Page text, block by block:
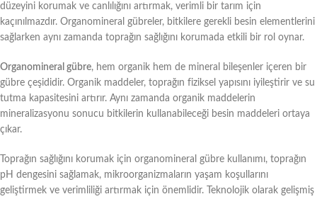
düzeyini korumak ve canlılığını artırmak, verimli bir tarım için
kaçınılmazdır. Organomineral gübreler, bitkilere gerekli besin elementlerini
sağlarken aynı zamanda toprağın sağlığını korumada etkili bir rol oynar.
Organomineral gübre, hem organik hem de mineral bileşenler içeren bir
gübre çeşididir. Organik maddeler, toprağın fiziksel yapısını iyileştirir ve su
tutma kapasitesini artırır. Aynı zamanda organik maddelerin
mineralizasyonu sonucu bitkilerin kullanabileceği besin maddeleri ortaya
çıkar.
Toprağın sağlığını korumak için organomineral gübre kullanımı, toprağın
pH dengesini sağlamak, mikroorganizmaların yaşam koşullarını
geliştirmek ve verimliliği artırmak için önemlidir. Teknolojik olarak gelişmiş